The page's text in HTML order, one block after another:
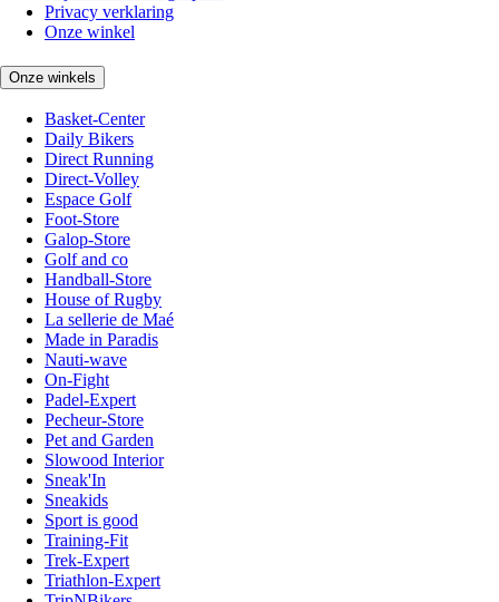
Privacy verklaring
Onze winkel
Onze winkels
Basket-Center
Daily Bikers
Direct Running
Direct-Volley
Espace Golf
Foot-Store
Galop-Store
Golf and co
Handball-Store
House of Rugby
La sellerie de Maé
Made in Paradis
Nauti-wave
On-Fight
Padel-Expert
Pecheur-Store
Pet and Garden
Slowood Interior
Sneak'In
Sneakids
Sport is good
Training-Fit
Trek-Expert
Triathlon-Expert